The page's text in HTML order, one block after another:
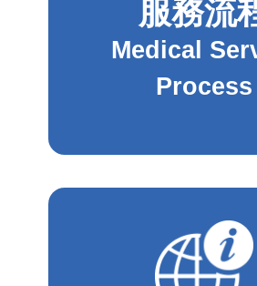
服務流
Medical
Process